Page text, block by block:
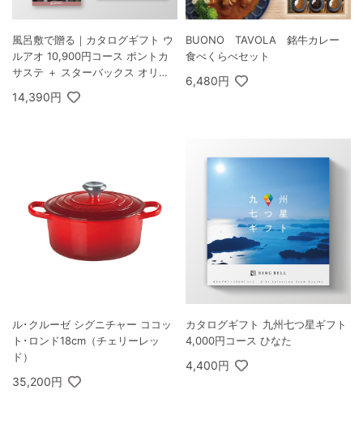
風呂敷で贈る｜カタログギフト ウ
ルアオ 10,900円コース ポントカ
サステ ＋ スターバックス オリガ
フトB
14,390円
BUONO TAVOLA 銘牛カレー
食べくらべセット
6,480円
ル･クルーゼ シグニチャー ココッ
ト･ロンド18cm（チェリーレッ
ド）
35,200円
カタログギフト 九州七つ星ギフト
4,000円コース ひなた
4,400円